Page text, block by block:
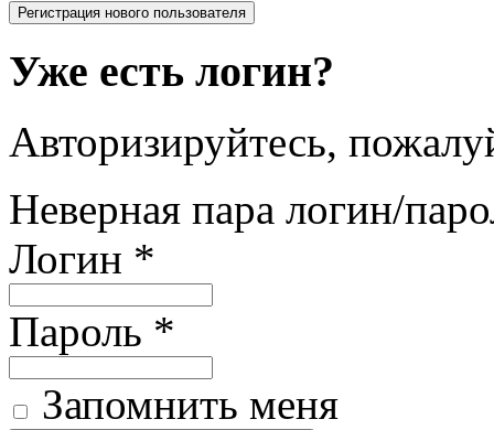
Уже есть логин?
Авторизируйтесь,
Неверная пара логин/
Логин *
Пароль *
Запомнить меня